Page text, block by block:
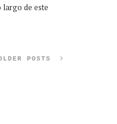
de este
POSTS